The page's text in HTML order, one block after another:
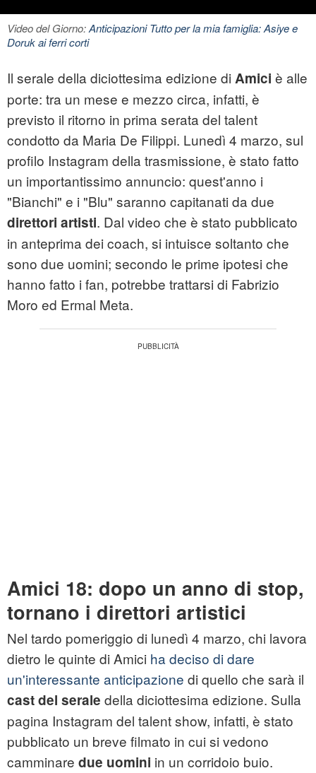
Video del Giorno:Anticipazioni Tutto per la mia famiglia: Asiye e
Doruk ai ferri corti
Il serale della diciottesima edizione di Amici è alle
porte: tra un mese e mezzo circa, infatti, è
previsto il ritorno in prima serata del talent
condotto da Maria De Filippi. Lunedì 4 marzo, sul
profilo Instagram della trasmissione, è stato fatto
un importantissimo annuncio: quest'anno i
"Bianchi" e i "Blu" saranno capitanati da due
direttori artisti. Dal video che è stato pubblicato
in anteprima dei coach, si intuisce soltanto che
sono due uomini; secondo le prime ipotesi che
hanno fatto i fan, potrebbe trattarsi di Fabrizio
Moro ed Ermal Meta.
Amici 18: dopo un anno di stop,
tornano i direttori artistici
Nel tardo pomeriggio di lunedì 4 marzo, chi lavora
dietro le quinte di Amici ha deciso di dare
un'interessante anticipazione di quello che sarà il
cast del serale della diciottesima edizione. Sulla
pagina Instagram del talent show, infatti, è stato
pubblicato un breve filmato in cui si vedono
camminare due uomini in un corridoio buio.